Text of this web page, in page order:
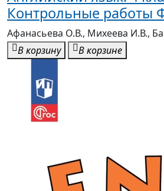
Контрольные работы
Афанасьева О.В., Михеева И.В.,
В корзину
В корзине